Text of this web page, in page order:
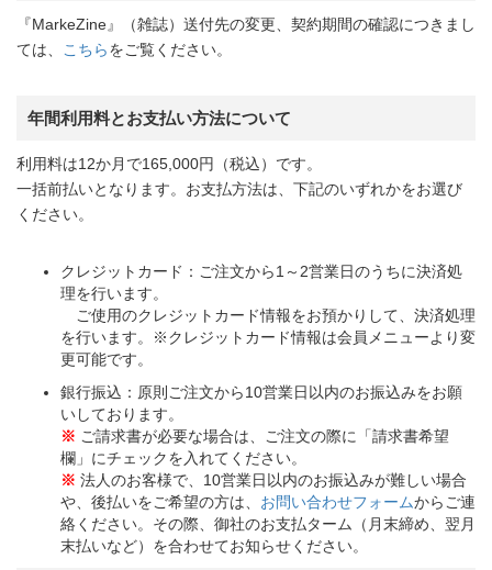
『MarkeZine』（雑誌）送付先の変更、契約期間の確認につきまし
ては、
こちらをご覧ください。
年間利用料とお支払い方法について
利用料は12か月で165,000円（税込）です。
一括前払いとなります。お支払方法は、下記のいずれかをお選び
ください。
クレジットカード：ご注文から1～2営業日のうちに決済処
理を行います。
ご使用のクレジットカード情報をお預かりして、決済処理
を行います。※クレジットカード情報は会員メニューより変
更可能です。
銀行振込：原則ご注文から10営業日以内のお振込みをお願
いしております。
※ ご請求書が必要な場合は、ご注文の際に「請求書希望
欄」にチェックを入れてください。
※ 法人のお客様で、10営業日以内のお振込みが難しい場合
や、後払いをご希望の方は、 お問い合わせフォームからご連
絡ください。その際、御社のお支払ターム（月末締め、翌月
末払いなど）を合わせてお知らせください。